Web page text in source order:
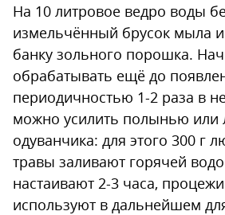
На 10 литровое ведро воды
измельчённый брусок мыла
банку зольного порошка.
обрабатывать ещё до
периодичностью 1-2 раза в
можно усилить полынью или
одуванчика: для этого 300 г
травы заливают горячей
настаивают 2-3 часа,
используют в дальнейшем